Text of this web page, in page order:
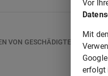
VON GESCHÄDIGTEN,
Vor
Mit
erfolgt